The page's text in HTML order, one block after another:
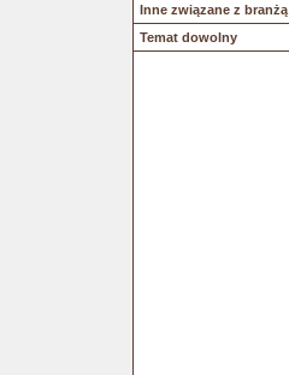
Inne związane z branżą
Temat dowolny